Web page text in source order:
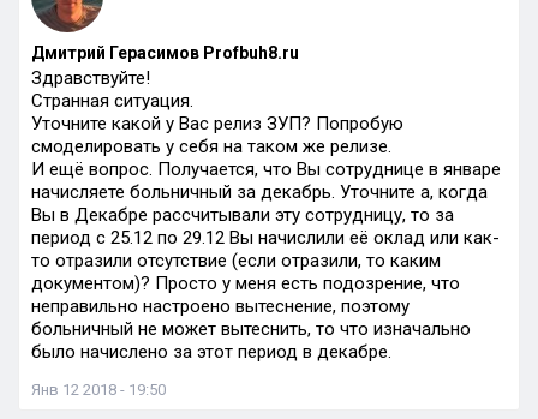
Дмитрий Герасимов Profbuh8.ru
Здравствуйте!
Странная ситуация.
Уточните какой у Вас релиз ЗУП? Попробую
смоделировать у себя на таком же релизе.
И ещё вопрос. Получается, что Вы сотруднице в январе
начисляете больничный за декабрь. Уточните а, когда
Вы в Декабре рассчитывали эту сотрудницу, то за
период с 25.12 по 29.12 Вы начислили её оклад или как-
то отразили отсутствие (если отразили, то каким
документом)? Просто у меня есть подозрение, что
неправильно настроено вытеснение, поэтому
больничный не может вытеснить, то что изначально
было начислено за этот период в декабре.
Янв 12 2018 - 19:50